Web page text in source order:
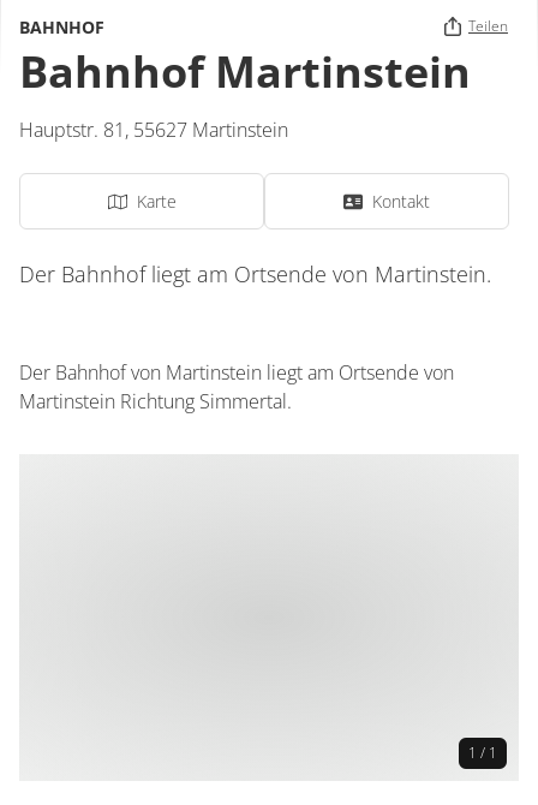
BAHNHOF Teilen
Bahnhof Martinstein
Hauptstr. 81, 55627 Martinstein
Karte Kontakt
Der Bahnhof liegt am Ortsende von Martinstein.
Der Bahnhof von Martinstein liegt am Ortsende von
Martinstein Richtung Simmertal.
1 / 1